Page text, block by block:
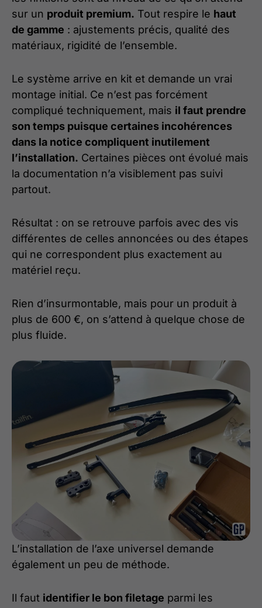
sur un produit premium. Tout respire le haut
de gamme : ajustements précis, qualité des
matériaux, rigidité de l’ensemble.
Le système arrive en kit et demande un vrai
montage initial. Ce n’est pas forcément
compliqué techniquement, mais il faut prendre
son temps puisque certaines incohérences
dans la notice compliquent inutilement
l’installation. Certaines pièces ont évolué mais
la documentation n’a visiblement pas suivi
partout.
Résultat : on se retrouve parfois avec des vis
différentes de celles annoncées ou des étapes
qui ne correspondent plus exactement au
matériel reçu.
Rien d’insurmontable, mais pour un produit à
plus de 600 €, on s’attend à quelque chose de
plus fluide.
L’installation de l’axe universel demande
également un peu de méthode.
Il faut identifier le bon filetage parmi les